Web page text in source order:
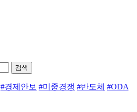
검색
#경제안보 #미중경쟁 #반도체 #ODA